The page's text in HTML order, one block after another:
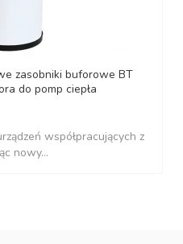
zasobniki buforowe BT
do pomp ciepła
współpracujących z
nowy...